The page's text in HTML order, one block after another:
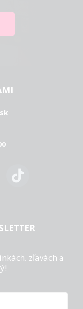
zľavách a